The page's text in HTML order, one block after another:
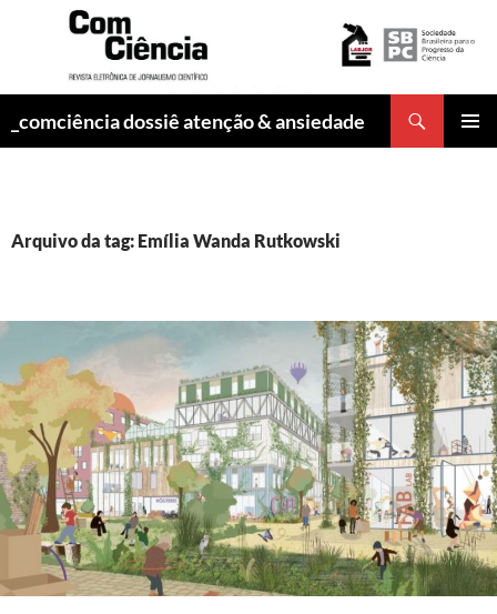
_comciência dossiê atenção & ansiedade
Arquivo da tag: Emília Wanda Rutkowski